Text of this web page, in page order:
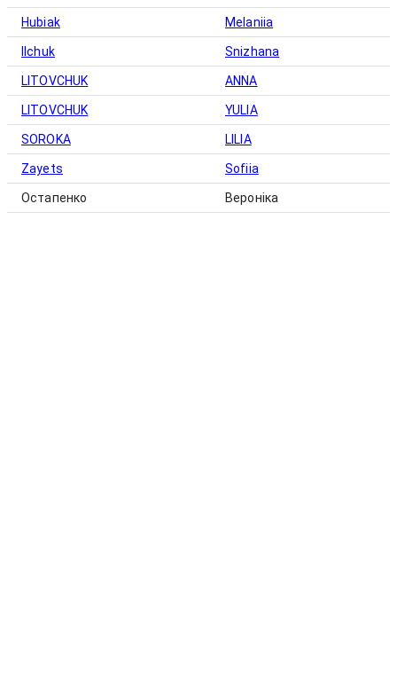
Hubiak Melaniia
Ilchuk Snizhana
LITOVCHUK ANNA
LITOVCHUK YULIA
SOROKA LILIA
Zayets Sofiia
Остапенко Вероніка